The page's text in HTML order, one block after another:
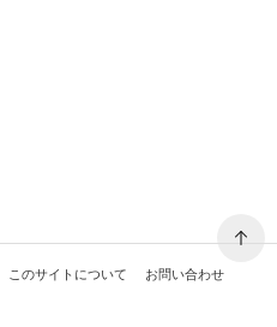
このサイトについて お問い合わせ